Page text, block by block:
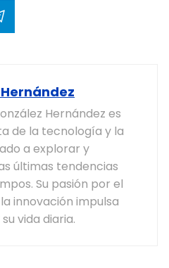
Hernández es
de la tecnología y la
a explorar y
últimas tendencias
Su pasión por el
innovación impulsa
vida diaria.